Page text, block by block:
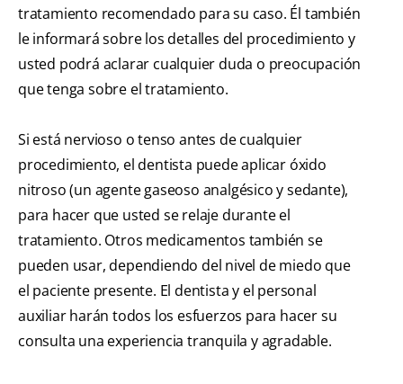
tratamiento recomendado para su caso. Él también
le informará sobre los detalles del procedimiento y
usted podrá aclarar cualquier duda o preocupación
que tenga sobre el tratamiento.
Si está nervioso o tenso antes de cualquier
procedimiento, el dentista puede aplicar óxido
nitroso (un agente gaseoso analgésico y sedante),
para hacer que usted se relaje durante el
tratamiento. Otros medicamentos también se
pueden usar, dependiendo del nivel de miedo que
el paciente presente. El dentista y el personal
auxiliar harán todos los esfuerzos para hacer su
consulta una experiencia tranquila y agradable.